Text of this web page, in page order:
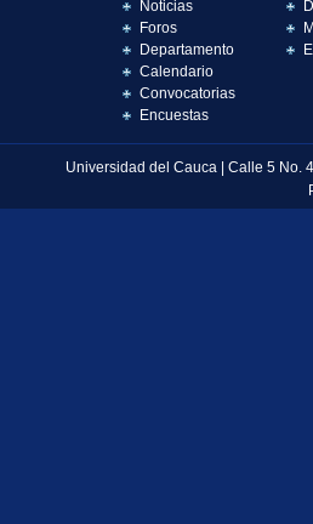
Noticias
Foros
Departamento
Calendario
Convocatorias
Encuestas
Universidad del Cauca | Calle 5 No.